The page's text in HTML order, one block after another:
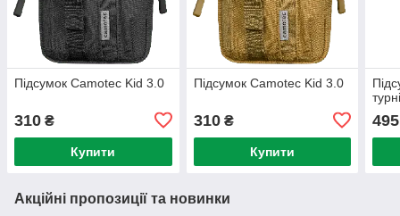
Підсумок Camotec Kid 3.0
310 ₴
Купити
Підсумок Camotec Kid 3.0
310₴
Купити
495
Акційні пропозиції та новинки